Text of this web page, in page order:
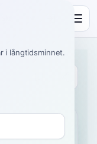
i långtidsminnet.